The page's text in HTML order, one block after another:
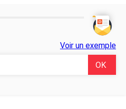
Voir un exemple